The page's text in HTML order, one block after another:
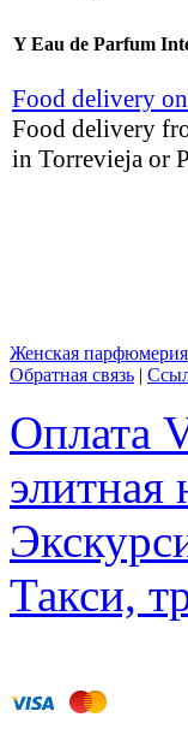
Y Eau de Parfum
Food delivery
Food delivery
in Torrevieja or
Женская парфюмерия
Обратная связь |
Оплата
элитная
Такси,